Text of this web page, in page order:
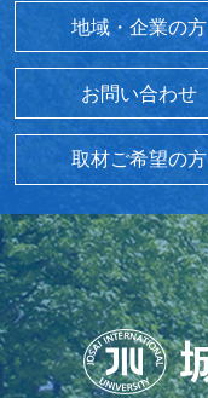
地域・企業の方
お問い合わせ
取材ご希望の方